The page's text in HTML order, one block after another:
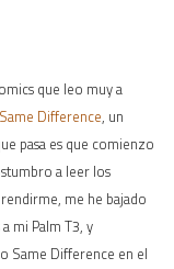
que leo muy a
Same Difference, un
pasa es que comienzo
a leer los
me he bajado
mi Palm T3, y
Same Difference en el